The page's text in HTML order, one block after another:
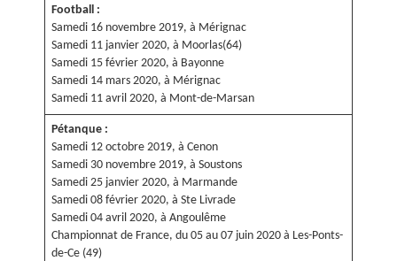
Football :
Samedi 16 novembre 2019, à Mérignac
Samedi 11 janvier 2020, à Moorlas(64)
Samedi 15 février 2020, à Bayonne
Samedi 14 mars 2020, à Mérignac
Samedi 11 avril 2020, à Mont-de-Marsan
Pétanque :
Samedi 12 octobre 2019, à Cenon
Samedi 30 novembre 2019, à Soustons
Samedi 25 janvier 2020, à Marmande
Samedi 08 février 2020, à Ste Livrade
Samedi 04 avril 2020, à Angoulême
Championnat de France, du 05 au 07 juin 2020 à Les-Ponts-
de-Ce (49)